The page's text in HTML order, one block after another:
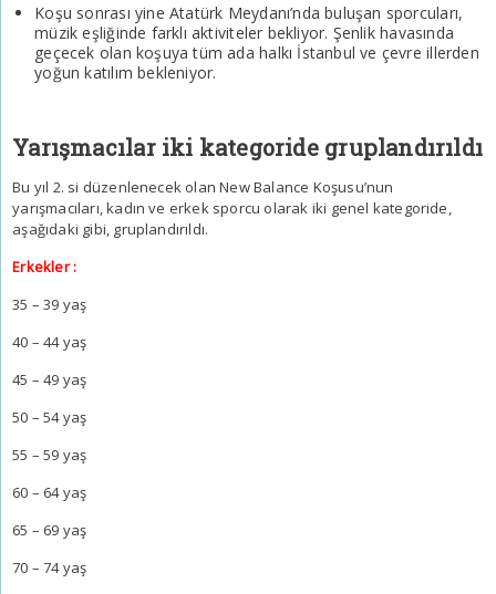
Koşu sonrası yine Atatürk Meydanı’nda buluşan sporcuları,
müzik eşliğinde farklı aktiviteler bekliyor. Şenlik havasında
geçecek olan koşuya tüm ada halkı İstanbul ve çevre illerden
yoğun katılım bekleniyor.
Yarışmacılar iki kategoride gruplandırıldı
Bu yıl 2. si düzenlenecek olan New Balance Koşusu’nun
yarışmacıları, kadın ve erkek sporcu olarak iki genel kategoride,
aşağıdaki gibi, gruplandırıldı.
Erkekler :
35 – 39 yaş
40 – 44 yaş
45 – 49 yaş
50 – 54 yaş
55 – 59 yaş
60 – 64 yaş
65 – 69 yaş
70 – 74 yaş